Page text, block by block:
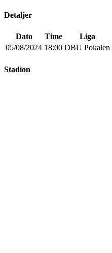
Detaljer
Dato Time Liga
05/08/2024 18:00 DBU Pokalen
Stadion